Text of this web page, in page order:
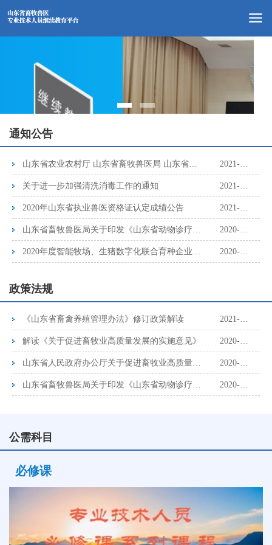
通知公告
山东省农业农村厅 山东省畜牧兽医局 山东省科学技术厅关于做好2021年农业主推技术遴选推荐工作的通知 2021-04-08
关于进一步加强清洗消毒工作的通知 2021-04-08
2020年山东省执业兽医资格证认定成绩公告 2021-01-06
山东省畜牧兽医局关于印发《山东省动物诊疗机构监督管理制度》的通知 2020-12-19
2020年度智能牧场、生猪数字化联合育种企业、智慧畜牧业应用基地的公告 2020-12-19
政策法规
《山东省畜禽养殖管理办法》修订政策解读 2021-04-08
解读《关于促进畜牧业高质量发展的实施意见》 2020-12-19
山东省人民政府办公厅关于促进畜牧业高质量发展的实施意见 2020-12-19
山东省畜牧兽医局关于印发《山东省动物诊疗机构监督管理制度》的通知 2020-12-19
公需科目
必修课